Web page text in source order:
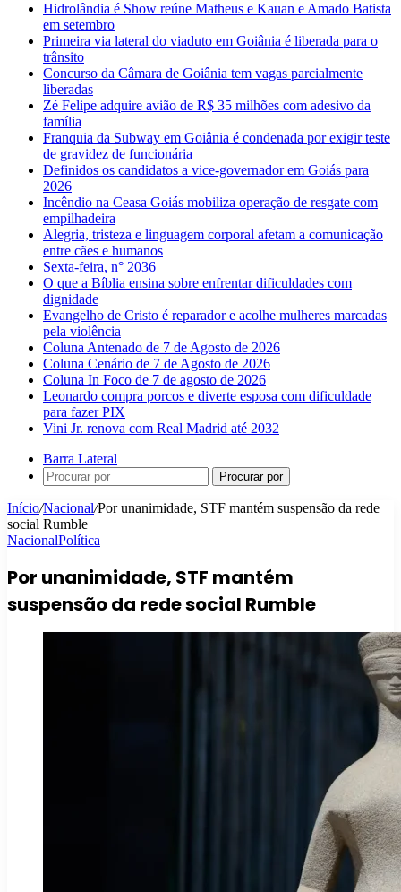
Hidrolândia é Show reúne Matheus e Kauan e Amado Batista
em setembro
Primeira via lateral do viaduto em Goiânia é liberada para o
trânsito
Concurso da Câmara de Goiânia tem vagas parcialmente
liberadas
Zé Felipe adquire avião de R$ 35 milhões com adesivo da
família
Franquia da Subway em Goiânia é condenada por exigir teste
de gravidez de funcionária
Definidos os candidatos a vice-governador em Goiás para
2026
Incêndio na Ceasa Goiás mobiliza operação de resgate com
empilhadeira
Alegria, tristeza e linguagem corporal afetam a comunicação
entre cães e humanos
Sexta-feira, n° 2036
O que a Bíblia ensina sobre enfrentar dificuldades com
dignidade
Evangelho de Cristo é reparador e acolhe mulheres marcadas
pela violência
Coluna Antenado de 7 de Agosto de 2026
Coluna Cenário de 7 de Agosto de 2026
Coluna In Foco de 7 de agosto de 2026
Leonardo compra porcos e diverte esposa com dificuldade
para fazer PIX
Vini Jr. renova com Real Madrid até 2032
Barra Lateral
Procurar por
Início/Nacional/Por unanimidade, STF mantém suspensão da rede
social Rumble
NacionalPolítica
Por unanimidade, STF mantém
suspensão da rede social Rumble